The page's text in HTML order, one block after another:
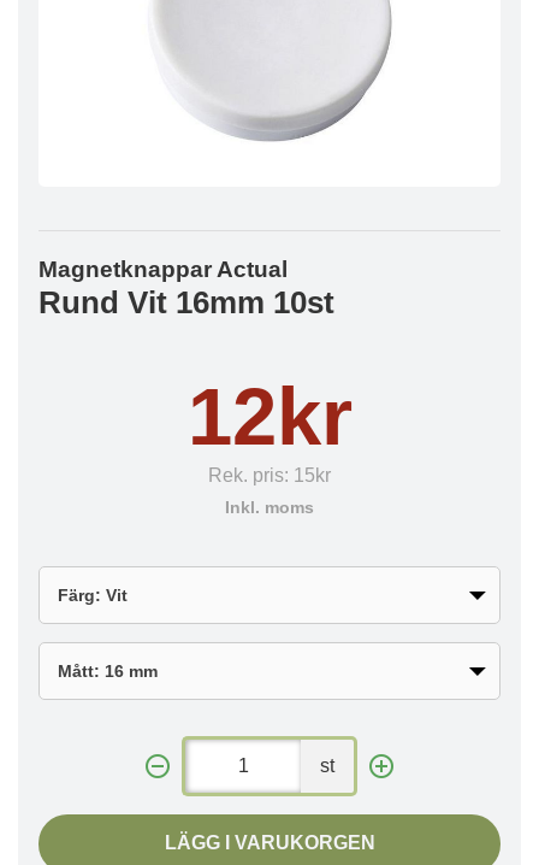
Magnetknappar Actual
Rund Vit 16mm 10st
12kr
Rek. pris: 15kr
Inkl. moms
st
LÄGG I VARUKORGEN